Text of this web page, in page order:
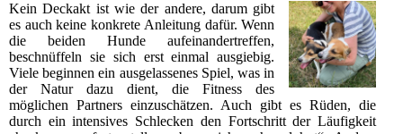
Kein Deckakt ist wie der andere, darum gibt
es auch keine konkrete Anleitung dafür. Wenn
die beiden Hunde aufeinandertreffen,
beschnüffeln sie sich erst einmal ausgiebig.
Viele beginnen ein ausgelassenes Spiel, was in
der Natur dazu dient, die Fitness des
möglichen Partners einzuschätzen. Auch gibt es Rüden, die
durch ein intensives Schlecken den Fortschritt der Läufigkeit